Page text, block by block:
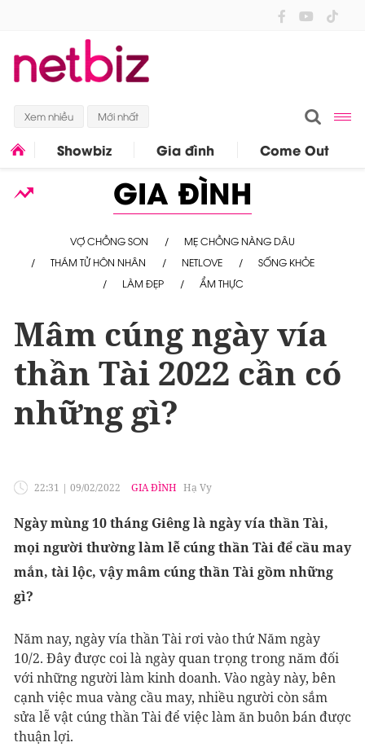
Xem nhiều Mới nhất
Showbiz Gia đình Come Out
GIA ĐÌNH
VỢ CHỒNG SON
MẸ CHỒNG NÀNG DÂU
THÁM TỬ HÔN NHÂN
NETLOVE
SỐNG KHỎE
LÀM ĐẸP
ẨM THỰC
Mâm cúng ngày vía
thần Tài 2022 cần có
những gì?
22:31 | 09/02/2022 GIA ĐÌNH Hạ Vy
Ngày mùng 10 tháng Giêng là ngày vía thần Tài,
mọi người thường làm lễ cúng thần Tài để cầu may
mắn, tài lộc, vậy mâm cúng thần Tài gồm những
gì?
Năm nay, ngày vía thần Tài rơi vào thứ Năm ngày
10/2. Đây được coi là ngày quan trọng trong năm đối
với những người làm kinh doanh. Vào ngày này, bên
cạnh việc mua vàng cầu may, nhiều người còn sắm
sửa lễ vật cúng thần Tài để việc làm ăn buôn bán được
thuận lợi.